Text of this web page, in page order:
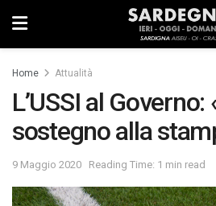
Home Attualità
L’USSI al Governo:
sostegno alla
9 Maggio 2020 Reading Time: 1 min read